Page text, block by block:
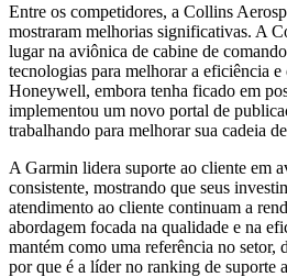
Entre os competidores, a Collins
mostraram melhorias significativas. A
lugar na aviônica de cabine de
tecnologias para melhorar a eficiência e
Honeywell, embora tenha ficado em
implementou um novo portal de
trabalhando para melhorar sua cadeia
A Garmin lidera suporte ao cliente em
consistente, mostrando que seus
atendimento ao cliente continuam a
abordagem focada na qualidade e na
mantém como uma referência no setor,
por que é a líder no ranking de suporte